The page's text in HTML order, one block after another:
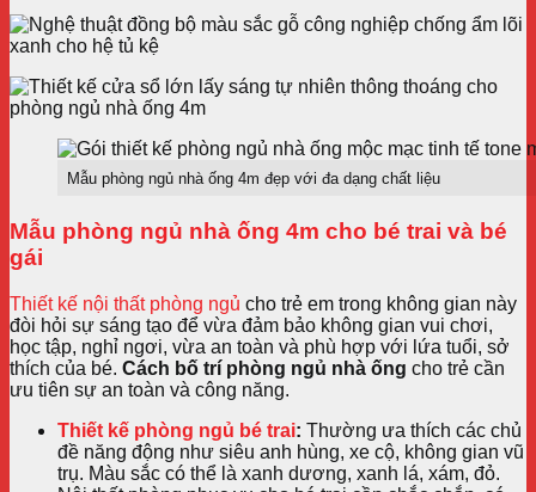
Mẫu phòng ngủ nhà ống 4m đẹp với đa dạng chất liệu
Mẫu phòng ngủ nhà ống 4m cho bé trai và bé
gái
Thiết kế nội thất phòng ngủ cho trẻ em trong không gian này
đòi hỏi sự sáng tạo để vừa đảm bảo không gian vui chơi,
học tập, nghỉ ngơi, vừa an toàn và phù hợp với lứa tuổi, sở
thích của bé. Cách bố trí phòng ngủ nhà ống cho trẻ cần
ưu tiên sự an toàn và công năng.
Thiết kế phòng ngủ bé trai: Thường ưa thích các chủ
đề năng động như siêu anh hùng, xe cộ, không gian vũ
trụ. Màu sắc có thể là xanh dương, xanh lá, xám, đỏ.